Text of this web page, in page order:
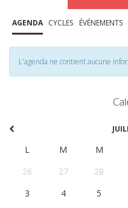
AGENDA CYCLES ÉVÉNEMENTS
L'agenda ne contient aucune
L M M
26
27 28
3
4 5